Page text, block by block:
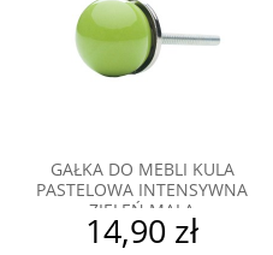
GAŁKA DO MEBLI KULA
PASTELOWA INTENSYWNA
ZIELEŃ MAŁA
14,90 zł